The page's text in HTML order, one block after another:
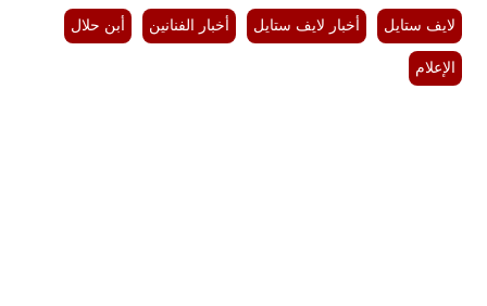
لايف ستايل أخبار لايف ستايل أخبار الفنانين أبن حلال
الإعلام